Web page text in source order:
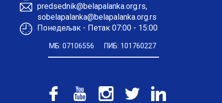
predsednik@belapalanka.org.rs,
sobelapalanka@belapalanka.org.rs
Понедељак - Петак 07:00 - 15:00
МБ: 07106556 ПИБ: 101760227